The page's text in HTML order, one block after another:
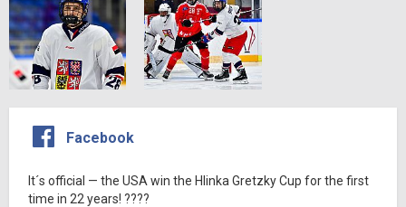
Facebook
It´s official — the USA win the Hlinka Gretzky Cup for the first
time in 22 years! ????